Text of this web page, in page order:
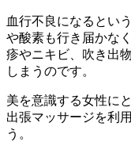
血行不良になるとい
や酸素も行き届かな
疹やニキビ、吹き出
しまうのです。
美を意識する女性に
出張マッサージを利
う。